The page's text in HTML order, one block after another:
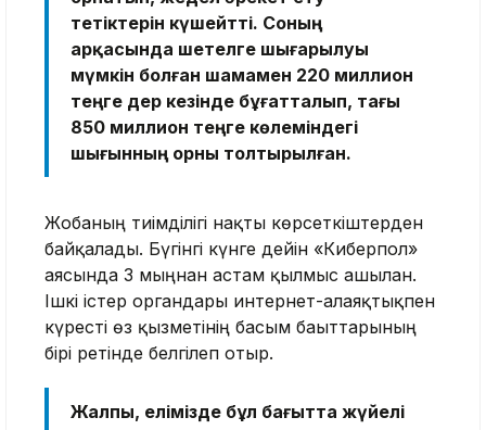
тетіктерін күшейтті. Соның
арқасында шетелге шығарылуы
мүмкін болған шамамен 220 миллион
теңге дер кезінде бұғатталып, тағы
850 миллион теңге көлеміндегі
шығынның орны толтырылған.
Жобаның тиімділігі нақты көрсеткіштерден
байқалады. Бүгінгі күнге дейін «Киберпол»
аясында 3 мыңнан астам қылмыс ашылған.
Ішкі істер органдары интернет-алаяқтықпен
күресті өз қызметінің басым бағыттарының
бірі ретінде белгілеп отыр.
Жалпы, елімізде бұл бағытта жүйелі